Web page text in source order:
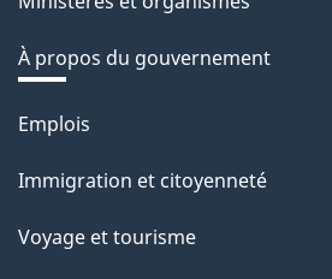
À propos du gouvernement
Thèmes
sujets
Emplois
Immigration et citoyenneté
Voyage et tourisme